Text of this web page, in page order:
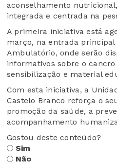
aconselhamento
integrada e centrada na
A primeira iniciativa está
março, na entrada principal
Ambulatório, onde serão
informativos sobre o
sensibilização e material
Com esta iniciativa, a
Castelo Branco reforça o
promoção da saúde, a
acompanhamento
Gostou deste conteúdo?
Sim
Não